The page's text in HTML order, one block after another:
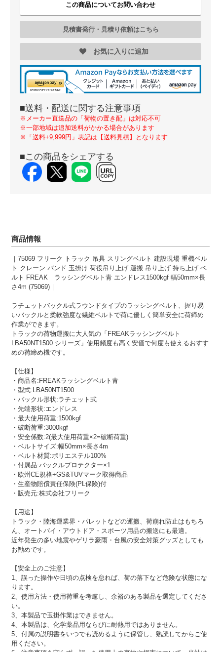
この商品についてお問い合わせ
見積書発行・見積り依頼はこちら
お気に入りに追加
■送料・配送に関する注意事項
※メーカー直送品の「荷物の置き配」は対応不可
※一部地域は追加送料がかかる場合があります
※「送料+9,999円」表記は【送料見積】となります
■この商品をシェアする
商品情報
｜75069 フリーク トラック 吊具 スリングベルト 建設現場 重機ベル
ト クレーン バンド 玉掛け 荷役吊り上げ 運搬 吊り上げ 持ち上げ ベ
ルト FREAK ラッシングベルト青 エンドレス1500kgf 幅50mm×長
さ4m (75069)｜
ラチェットバックル式ラウンドタイプのラッシングベルト、握り易
いバックルと柔軟強度な繊維ベルトで荷に優しく簡単安全に荷締め
作業ができます。
トラックの荷物運搬に大人気の「FREAKラッシングベルト
LBA50NT1500 シリーズ」使用頻度も高く安価で何度も使えるおすす
めの荷締め機です。
【仕様】
・商品名:FREAKラッシングベルト青
・型式:LBA50NT1500
・バックル形状:ラチェット式
・先端形状:エンドレス
・最大使用荷重:1500kgf
・破断荷重:3000kgf
・安全係数:2(最大使用荷重×2=破断荷重)
・ベルトサイズ:幅50mm×長さ4m
・ベルト材質:ポリエステル100%
・付属品:バックルプロテクター×1
・欧州CE規格+GS&TUVマーク取得商品
・生産物賠償責任保険(PL保険)付
・販売元:株式会社フリーク
【用途】
トラック・陸海運業界・パレットなどの運搬、荷崩れ防止はもちろ
ん、オートバイ・アウトドア・スポーツ用品の搬送にも最適。
近年発生の多い地震やゲリラ豪雨・台風の安全対策グッズとしても
お勧めです。
【安全上のご注意】
1、誤った操作や日頃の点検を怠れば、荷の落下など危険な状態にな
ります。
2、使用方法・使用荷重を考慮し、余裕のある製品を選定してくださ
い。
3、本製品で玉掛作業はできません。
4、本製品は、化学薬品用ならびに耐熱用ではありません。
5、付属の説明書をいつでも読めるように保管し、熟読してからご使
用ください。